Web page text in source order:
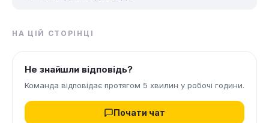
НА ЦІЙ СТОРІНЦІ
Не знайшли відповідь?
Команда відповідає протягом 5 хвилин у робочі години.
Почати чат